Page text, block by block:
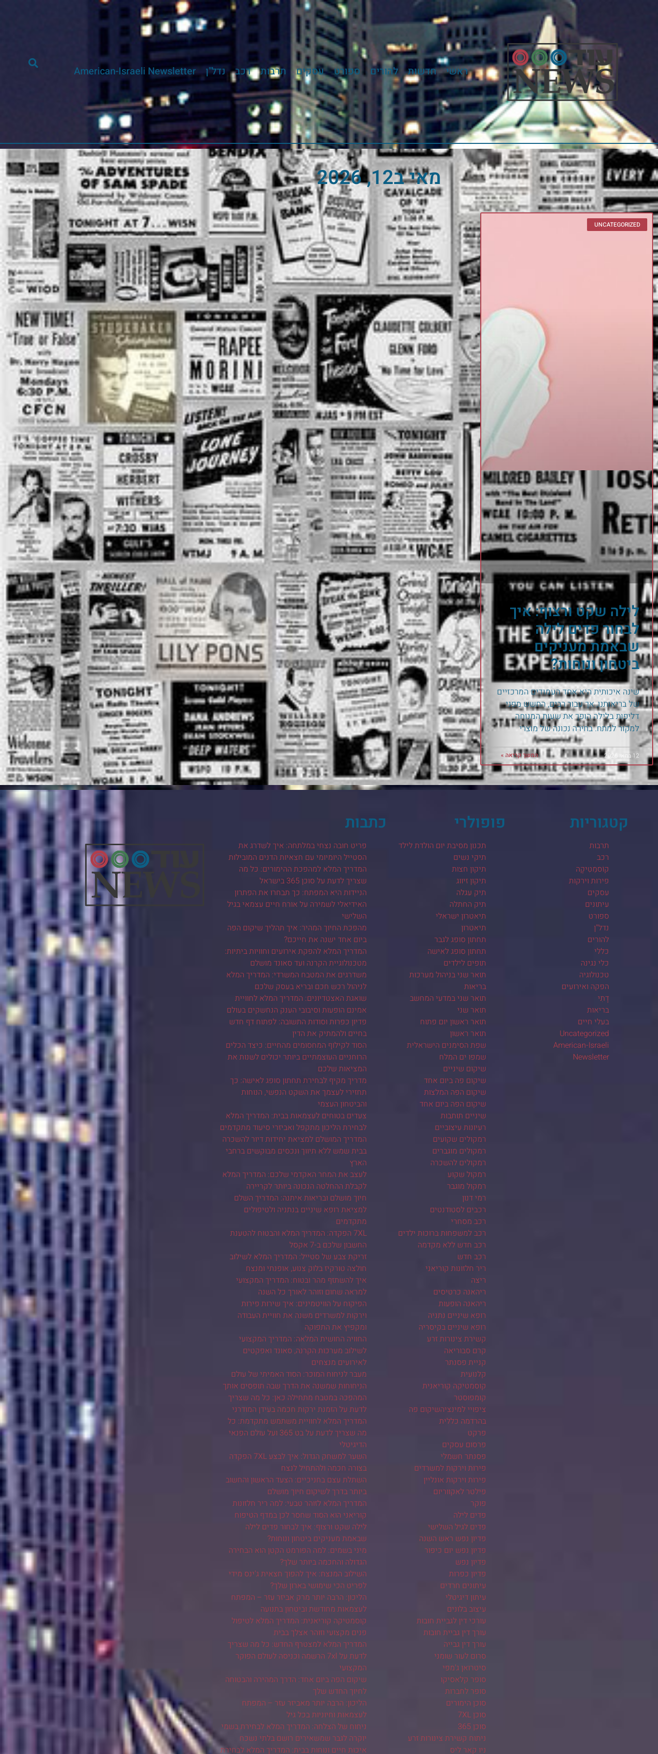
ראשי חדשות להורים ספורט עסקים תרבות רכב נדל"ן American-Israeli Newsletter
מאי ב12, 2026
UNCATEGORIZED
לילה שקט ורצוף: איך
לבחור פדים לילה
שבאמת מעניקים
ביטחון ונוחות?
שינה איכותית היא אחד העמודים המרכזיים
של בריאותנו, אך עבור רבים, החשש מפני
דליפות בלילה הופך את שעות המנוחה
למקור למתח. בחירה נכונה של מוצרי
המשך קריאה » 12 במאי 2026
קטגוריות
תרבות
רכב
קוֹסמֵטִיקָה
פירות וירקות
עסקים
עיתונים
ספורט
נדל"ן
להורים
כללי
כלי נגינה
טכנולוגיה
הפקה ואירועים
דָתִי
בריאות
בעלי חיים
Uncategorized
American-Israeli
Newsletter
פופולרי
תכנון מסיבת יום הולדת לילד
תיקי נשים
תיקון חצות
תיקון זיווג
תיק עגלה
תיק החתלה
תיאטרון ישראלי
תיאטרון
תחתון סופג לגבר
תחתון סופג לאישה
תופים לילדים
תואר שני בניהול מערכות
בריאות
תואר שני במדעי המחשב
תואר שני
תואר ראשון יום פתוח
תואר ראשון
שפת הסימנים הישראלית
שמפו ים המלח
שיקום שיניים
שיקום פה ביום אחד
שיקום הפה המלצות
שיקום הפה ביום אחד
שיניים תותבות
רעיונות עיצוביים
רמקולים שקועים
רמקולים מוגברים
רמקולים להשכרה
רמקול שקוע
רמקול מוגבר
רמי דנון
רכבים לסטודנטים
רכב מסחרי
רכב למשפחות ברוכות ילדים
רכב חדש ללא מקדמה
רכב חדש
ריר חלזונות קוריאני
ריצה
ריהאנה כרטיסים
ריהאנה הופעות
רופא שיניים נתניה
רופא שיניים בקיסריה
קשירת צינורות זרע
קרם סבוריאה
קניית פסנתר
קלנועית
קוסמטיקה קוריאנית
קומפוסטר
ציפויי למינציהשיקום פה
בהרדמה כללית
פרקט
פרסום עסקים
פסנתר חשמלי
פירות וירקות למשרדים
פירות וירקות אונליין
פילטר לאקווריום
פוקר
פדים לילה
פדים לגיל השלישי
פדיון נפש ראש השנה
פדיון נפש יום כיפור
פדיון נפש
פדיון כפרות
עיתונים חרדים
עיתון דיגיטלי
עיצוב בלונים
עורכי דין לגביית חובות
עורך דין גביית חובות
עורך דין גבייה
סרום לעור שומני
סיטרואן ג'מפי
סופר קלאסיקו
סופר לחברות
סוכן הימורים
סוכן 7XL
סוכן 365
ניתוח קשירת צינורות זרע
ניו קאר ליס
כתבות
פריט חובה נצחי במלתחה: איך לשדרג את
הסטייל היומיומי עם חצאיות הדנים המובילות
המדריך המלא למהפכת ההימורים: כל מה
שצריך לדעת על סוכן 365 בישראל
הניידות היא המפתח: כך תבחרו את הפתרון
האידיאלי לשמירה על אורח חיים עצמאי בגיל
השלישי
מהפכת החיוך המהיר: איך תהליך שיקום הפה
ביום אחד ישנה את חייכם?
המדריך המלא להפקת אירועים וחוויות ביתיות:
מטכנולוגיית הקרנה ועד סאונד מושלם
משדרגים את המטבח המשרדי: המדריך המלא
לניהול רכש חכם ובריא בעסק שלכם
שואגת האצטדיונים: המדריך המלא לחוויית
אמינם הופעות וסיבובי הענק הנחשקים בעולם
פדיון כפרות וסודות התשובה: לפתוח דף חדש
בחיים ולהמתיק את הדין
הסוד לקילוף המחסומים מהחיים: כיצד הכלים
הרוחניים העוצמתיים ביותר יכולים לשנות את
המציאות שלכם
מדריך מקיף לבחירת תחתון סופג לאישה: כך
תחזירי לעצמך את השקט הנפשי, הנוחות
והביטחון העצמי
צעדים בטוחים לעצמאות בבית: המדריך המלא
לבחירת הליכון מתקפל ואביזרי סיעוד מתקדמים
המדריך המושלם למציאת יחידות דיור להשכרה
בבית שמש ללא תיווך ונכסים מבוקשים ברחבי
הארץ
לעצב את המחר האקדמי שלכם: המדריך המלא
לקבלת ההחלטה הנכונה ביותר לקריירה
חיוך מושלם ובריאות איתנה: המדריך השלם
למציאת רופא שיניים בנתניה ולטיפולים
מתקדמים
7XL הפקדה: המדריך המלא והבטוח להטענת
החשבון שלכם ב-7 אקסל
זריקת צבע של סטייל: המדריך המלא לשילוב
חולצה טורקיז בלוק צנוע, אופנתי ומנצח
איך להשתזף מהר ובטוח: המדריך המקצועי
למראה שחום וזוהר לאורך כל השנה
הפיקוח על הוויטמינים: איך שירות פירות
וירקות למשרדים משנה את חוויית העבודה
ומקפיץ את התפוקה
החוויה החושית המלאה: המדריך המקצועי
לשילוב מערכות הקרנה, סאונד ואפקטים
לאירועים מנצחים
מעבר לניחוח המוכר: הסוד האמיתי של עולם
הניחוחות שמשנה את הדרך שבה תופסים אותך
המהפכה במטבח מתחילה כאן: כל מה שצריך
לדעת על הזמנת ירקות חכמה בעידן המודרני
המדריך המלא לחוויית משתמש מתקדמת: כל
מה שצריך לדעת על בט 365 ועל עולם הפנאי
הדיגיטלי
השער למשחק הגדול: איך לבצע 7XL הפקדה
בצורה חכמה ולהתחיל לנצח
השתלת עצם בחניכיים: הצעד הראשון והחשוב
ביותר בדרך לשיקום חיוך מושלם
המדריך המלא לזוהר טבעי: למה ריר חלזונות
קוריאני הוא הסוד שחסר לכן במדף הטיפוח
לילה שקט ורצוף: איך לבחור פדים לילה
שבאמת מעניקים ביטחון ונוחות?
מיני בשמים: למה הפורמט הקטן הוא הבחירה
הגדולה והחכמה ביותר שלך?
השילוב המנצח: איך להפוך חצאית ג'ינס מידי
לפריט הכי שימושי בארון שלך?
הליכון: הרבה יותר מרק אביזר עזר – המפתח
לעצמאות מחודשת וביטחון בתנועה
קוסמטיקה קוריאנית: המדריך המלא לטיפול
פנים מקצועי וזוהר אצלך בבית
המדריך המלא למצטרף החדש: כל מה שצריך
לדעת על 7xl הרשמה וכניסה לעולם הפוקר
המקצועי
שיקום הפה ביום אחד: הדרך המהירה והבטוחה
לחיוך החדש שלך
הליכון: הרבה יותר מאביזר עזר – המפתח
לעצמאות וחיוניות בכל גיל
ניחוח של הצלחה: המדריך המלא לבחירת בשמי
יוקרה לגבר שמשאירים רושם בלתי נשכח
איכות חיים ונוחות בבית: המדריך המלא לבחירת